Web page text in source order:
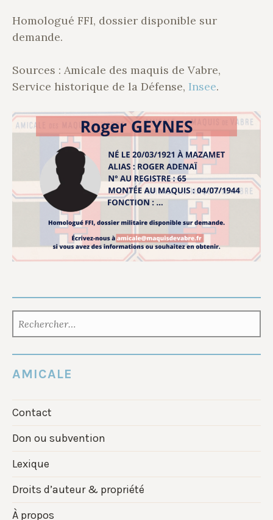
Homologué FFI, dossier disponible sur
demande.
Sources : Amicale des maquis de Vabre,
Service historique de la Défense, Insee.
AMICALE
Contact
Don ou subvention
Lexique
Droits d’auteur & propriété
À propos